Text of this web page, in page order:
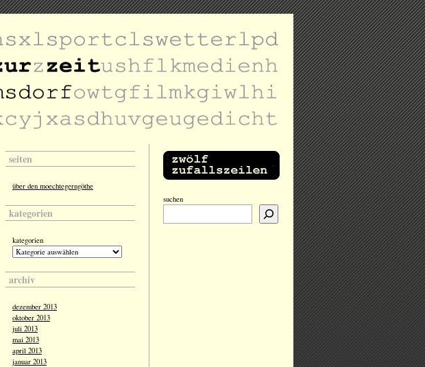
seiten
über den moechtegerngöthe
kategorien
kategorien
archiv
dezember 2013
oktober 2013
juli 2013
mai 2013
april 2013
januar 2013
suchen